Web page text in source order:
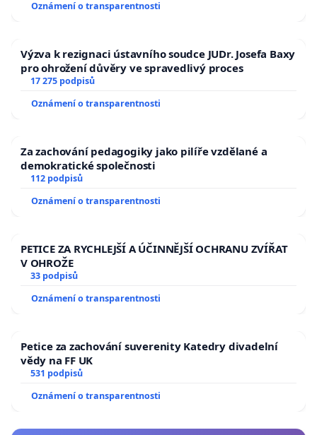
Oznámení o transparentnosti
Výzva k rezignaci ústavního soudce JUDr. Josefa Baxy
pro ohrožení důvěry ve spravedlivý proces
17 275 podpisů
Oznámení o transparentnosti
Za zachování pedagogiky jako pilíře vzdělané a
demokratické společnosti
112 podpisů
Oznámení o transparentnosti
PETICE ZA RYCHLEJŠÍ A ÚČINNĚJŠÍ OCHRANU ZVÍŘAT
V OHROŽE
33 podpisů
Oznámení o transparentnosti
Petice za zachování suverenity Katedry divadelní
vědy na FF UK
531 podpisů
Oznámení o transparentnosti